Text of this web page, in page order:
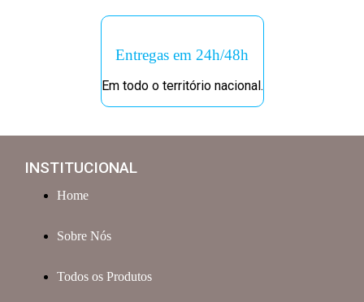
Entregas em 24h/48h
Em todo o território nacional.
INSTITUCIONAL
Home
Sobre Nós
Todos os Produtos